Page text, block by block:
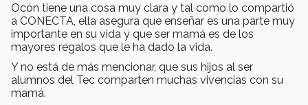
Ocón tiene una cosa muy clara y tal como lo compartió
a CONECTA, ella asegura que enseñar es una parte muy
importante en su vida y que ser mamá es de los
mayores regalos que le ha dado la vida.
Y no está de más mencionar, que sus hijos al ser
alumnos del Tec comparten muchas vivencias con su
mamá.